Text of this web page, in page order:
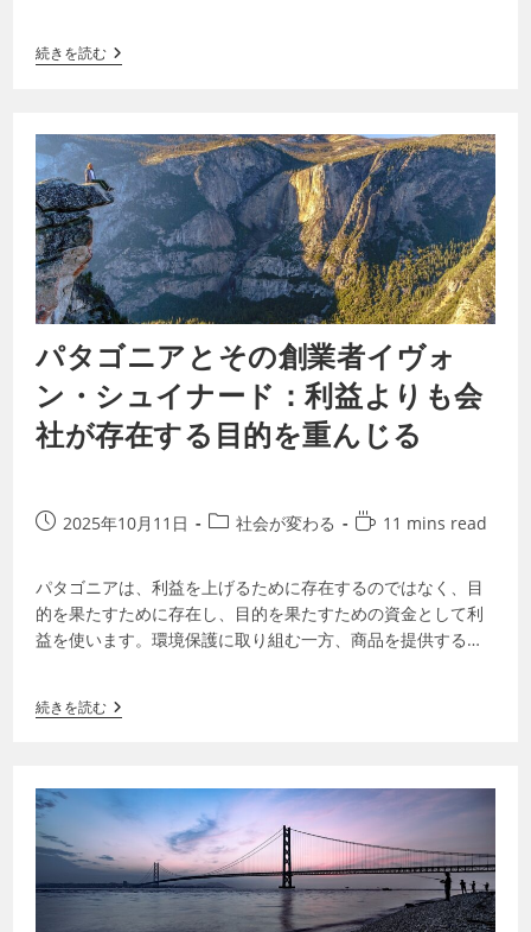
続きを読む
パタゴニアとその創業者イヴォ
ン・シュイナード：利益よりも会
社が存在する目的を重んじる
2025年10月11日 社会が変わる 11 mins read
パタゴニアは、利益を上げるために存在するのではなく、目
的を果たすために存在し、目的を果たすための資金として利
益を使います。環境保護に取り組む一方、商品を提供するこ
続きを読む